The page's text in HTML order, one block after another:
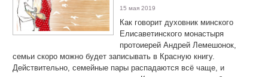
15 мая 2019
Как говорит духовник минского
Елисаветинского монастыря
протоиерей Андрей Лемешонок,
семьи скоро можно будет записывать в Красную книгу.
Действительно, семейные пары распадаются всё чаще, и